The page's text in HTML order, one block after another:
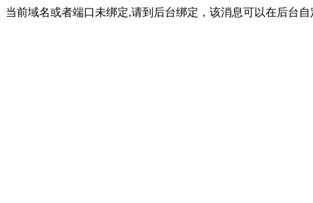
当前域名或者端口未绑定,请到后台绑定，该消息可以在后台自